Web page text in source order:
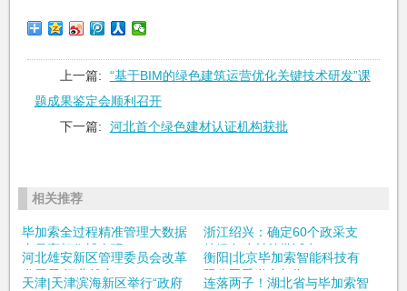
上一篇:
“基于BIM的绿色建筑运营优化关键技术研发”课
题成果鉴定会顺利召开
下一篇:
河北首个绿色建材认证机构获批
相关推荐
毕加索全过程精准管理大数据
产品亮相住博会现...
浙江绍兴：确定60个政采支
持绿色建材首批试点...
河北雄安新区管理委员会改革
发展局 河北雄安...
衡阳|北京毕加索智能科技有
限公司受邀参加衡...
天津|天津滨海新区举行“政府
连落两子！湖北省与毕加索智